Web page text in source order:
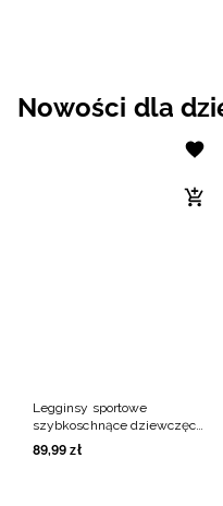
Nowości dla
Legginsy sportowe
szybkoschnące dziewczęce
- fioletowe
89,99 zł